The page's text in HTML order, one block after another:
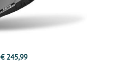
€ 245,99